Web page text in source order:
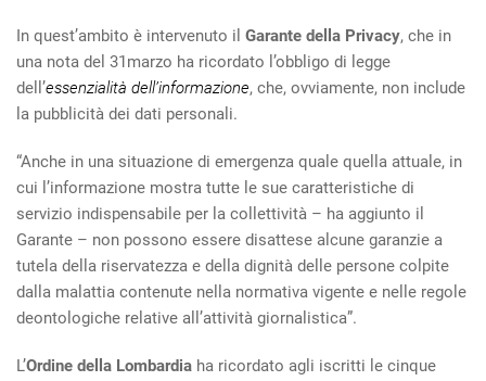
In quest’ambito è intervenuto il Garante della Privacy, che in
una nota del 31marzo ha ricordato l’obbligo di legge
dell’essenzialità dell’informazione, che, ovviamente, non include
la pubblicità dei dati personali.
“Anche in una situazione di emergenza quale quella attuale, in
cui l’informazione mostra tutte le sue caratteristiche di
servizio indispensabile per la collettività – ha aggiunto il
Garante – non possono essere disattese alcune garanzie a
tutela della riservatezza e della dignità delle persone colpite
dalla malattia contenute nella normativa vigente e nelle regole
deontologiche relative all’attività giornalistica”.
L’Ordine della Lombardia ha ricordato agli iscritti le cinque